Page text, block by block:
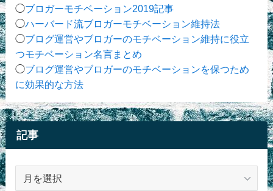
◯ブロガーモチベーション2019記事
◯ハーバード流ブロガーモチベーション維持法
◯ブログ運営やブロガーのモチベーション維持に役立
つモチベーション名言まとめ
◯ブログ運営やブロガーのモチベーションを保つため
に効果的な方法
記事